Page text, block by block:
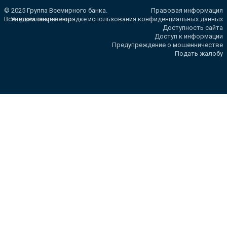
© 2025 Группа Всемирного банка.
Все права сохранены.
Правовая информация
Уведомление о порядке использования конфиденциальных данных
Доступность сайта
Доступ к информации
Предупреждение о мошенничестве
Подать жалобу